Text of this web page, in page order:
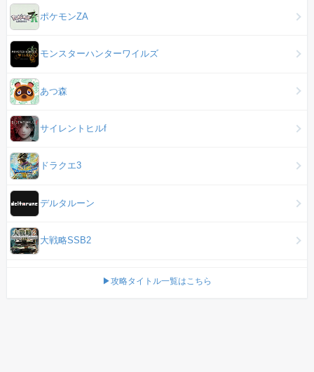
ポケモンZA
モンスターハンターワイルズ
あつ森
サイレントヒルf
ドラクエ3
デルタルーン
大戦略SSB2
▶攻略タイトル一覧はこちら